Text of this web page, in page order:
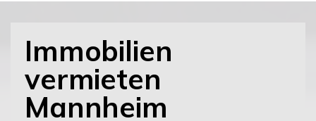
Immobilien
vermieten
Mannheim